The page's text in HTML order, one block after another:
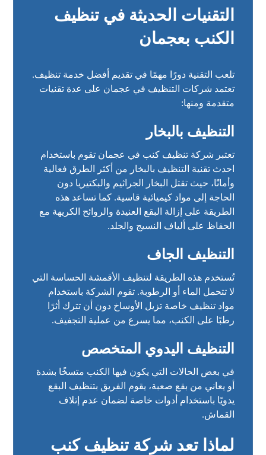
التقنيات الحديثة في تنظيف
الكنب بعجمان
تلعب التقنية دورًا مهمًا في تقديم أفضل خدمة تنظيف.
تعتمد شركات التنظيف في عجمان على عدة تقنيات
متقدمة ومنها:
التنظيف بالبخار
تعتبر شركة تنظيف كنب في عجمان تقوم باستخدام
احدث تقنية التنظيف بالبخار من أكثر الطرق فعالية
وأمانًا، حيث تقتل البخار الجراثيم والبكتيريا دون
الحاجة إلى مواد كيميائية قاسية. كما تساعد هذه
الطريقة على إزالة البقع العنيدة والروائح الكريهة مع
الحفاظ على ألياف النسيج والجلد.
التنظيف الجاف
تُستخدم هذه الطريقة لتنظيف الأقمشة الحساسة التي
لا تتحمل الماء أو الرطوبة. تقوم الشركة باستخدام
مواد تنظيف خاصة تزيل الأوساخ دون أن تترك أثرًا
رطبًا على الكنب، مما يسرع من عملية التجفيف.
التنظيف اليدوي المتخصص
في بعض الحالات التي يكون فيها الكنب متسخًا بشدة
أو يعاني من بقع صعبة، يقوم الفريق بتنظيف البقع
يدويًا باستخدام أدوات خاصة لضمان عدم إتلاف
القماش.
لماذا تعد شركة تنظيف كنب